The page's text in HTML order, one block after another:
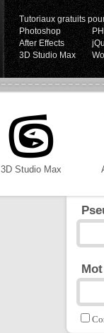
Tutoriaux gratuits
Photoshop
After Effects
3D Studio Max
3D Studio Max